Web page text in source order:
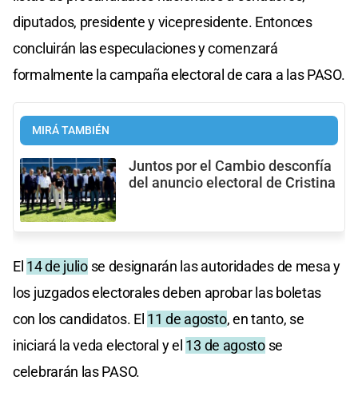
diputados, presidente y vicepresidente. Entonces
concluirán las especulaciones y comenzará
formalmente la campaña electoral de cara a las PASO.
MIRÁ TAMBIÉN
Juntos por el Cambio desconfía
del anuncio electoral de Cristina
El 14 de juliose designarán las autoridades de mesa y
los juzgados electorales deben aprobar las boletas
con los candidatos. El 11 de agosto, en tanto, se
iniciará la veda electoral y el 13 de agostose
celebrarán las PASO.